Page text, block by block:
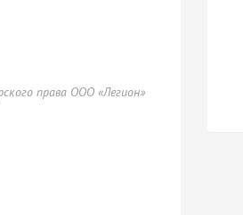
права ООО «Легион»